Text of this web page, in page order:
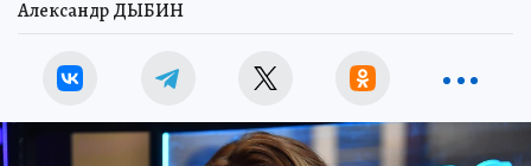
Александр ДЫБИН